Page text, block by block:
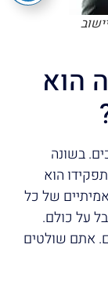
הוא
בשונה
הוא
של כל
על כולם.
אתם שולטים